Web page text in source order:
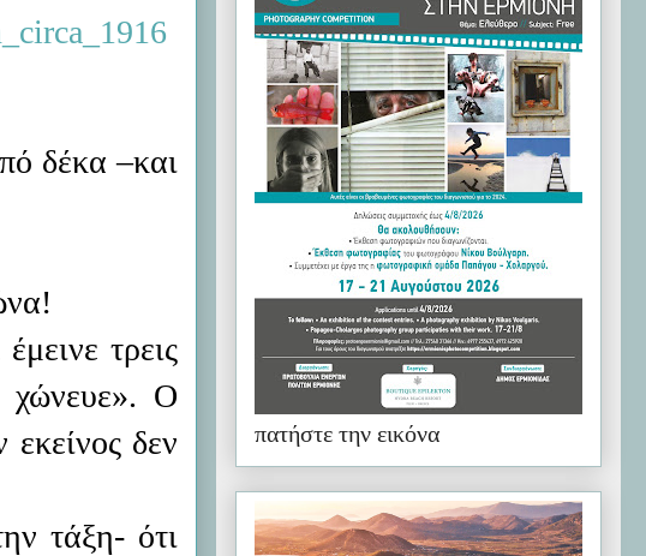
δέκα –και
τρεις
χώνευε». Ο
δεν
τάξη- ότι
πατήστε την εικόνα